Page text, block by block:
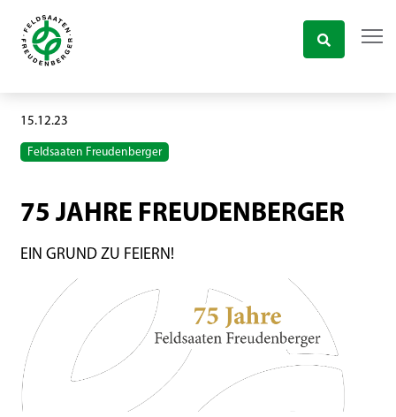
15.12.23
Feldsaaten Freudenberger
75 JAHRE FREUDENBERGER
EIN GRUND ZU FEIERN!